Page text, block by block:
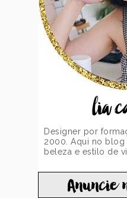
lia
Designer por
2000. Aqui no blog
beleza e estilo de
Anuncie